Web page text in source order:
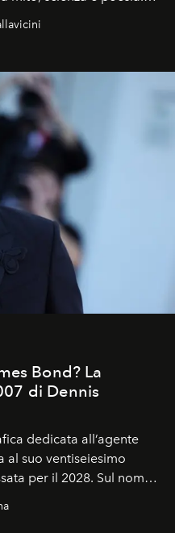
delle
Bond? La
di Dennis
dedicata all’agente
al suo ventiseiesimo
per il 2028. Sul nome
assoluto riserbo.